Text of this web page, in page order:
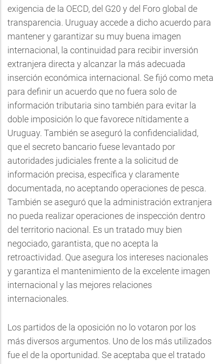
exigencia de la OECD, del G20 y del Foro global de
transparencia. Uruguay accede a dicho acuerdo para
mantener y garantizar su muy buena imagen
internacional, la continuidad para recibir inversión
extranjera directa y alcanzar la más adecuada
inserción económica internacional. Se fijó como meta
para definir un acuerdo que no fuera solo de
información tributaria sino también para evitar la
doble imposición lo que favorece nítidamente a
Uruguay. También se aseguró la confidencialidad,
que el secreto bancario fuese levantado por
autoridades judiciales frente a la solicitud de
información precisa, específica y claramente
documentada, no aceptando operaciones de pesca.
También se aseguró que la administración extranjera
no pueda realizar operaciones de inspección dentro
del territorio nacional. Es un tratado muy bien
negociado, garantista, que no acepta la
retroactividad. Que asegura los intereses nacionales
y garantiza el mantenimiento de la excelente imagen
internacional y las mejores relaciones
internacionales.
Los partidos de la oposición no lo votaron por los
más diversos argumentos. Uno de los más utilizados
fue el de la oportunidad. Se aceptaba que el tratado